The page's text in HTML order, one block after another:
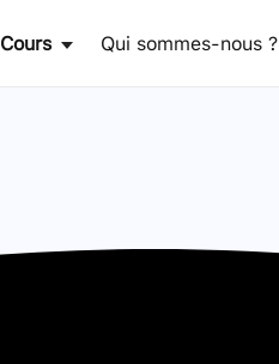
Cours Qui sommes-nous ?